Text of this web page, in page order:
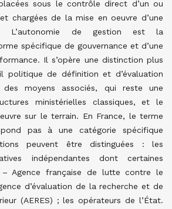
sous le contrôle direct d’un ou
chargées de la mise en oeuvre d’une
L’autonomie de gestion est la
spécifique de gouvernance et d’une
Il s’opère une distinction plus
politique de définition et d’évaluation
moyens associés, qui reste une
ministérielles classiques, et le
sur le terrain. En France, le terme
pas à une catégorie spécifique
peuvent être distinguées : les
indépendantes dont certaines
– Agence française de lutte contre le
d’évaluation de la recherche et de
(AERES) ; les opérateurs de l’État.